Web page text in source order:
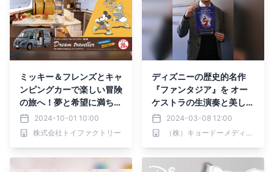
ミッキー＆フレンズとキャ
ンピングカーで楽しい冒険
の旅へ！夢と希望に満ちた
「ロードトリップ」をテー
マにしたディズニーデザイ
ン"キャンピングカー"を、
2024-10-01 10:00
株式会社トイファクトリー
ディズニーの歴史的名作
『ファンタジア』を オー
ケストラの⽣演奏と美しい
映像で体感！ 『ディズニ
ー ファンタジア』 ライブ
オーケストラ・コンサート
タビュー到着！東京公演3
2024-03-08 12:00
（株）キョードーメディアス